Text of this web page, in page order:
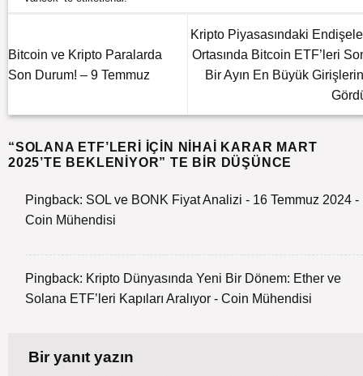
Bitcoin ve Kripto Paralarda
Son Durum! – 9 Temmuz
Kripto Piyasasındaki
Ortasında Bitcoin ETF’leri
Bir Ayın En Büyük
“SOLANA ETF’LERI İÇIN NIHAI KARAR MART
2025’TE BEKLENIYOR” TE BIR DÜŞÜNCE
Pingback: SOL ve BONK Fiyat Analizi - 16 Temmuz 2024 -
Coin Mühendisi
Pingback: Kripto Dünyasında Yeni Bir Dönem: Ether ve
Solana ETF’leri Kapıları Aralıyor - Coin Mühendisi
Bir yanıt yazın